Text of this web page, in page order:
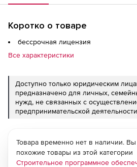
Коротко о товаре
бессрочная лицензия
Все характеристики
Доступно только юридическим
предназначено для личных,
нужд, не связанных с
предпринимательской деятельности
Товара временно нет в наличии.
похожие товары из этой категории
Строительное программное